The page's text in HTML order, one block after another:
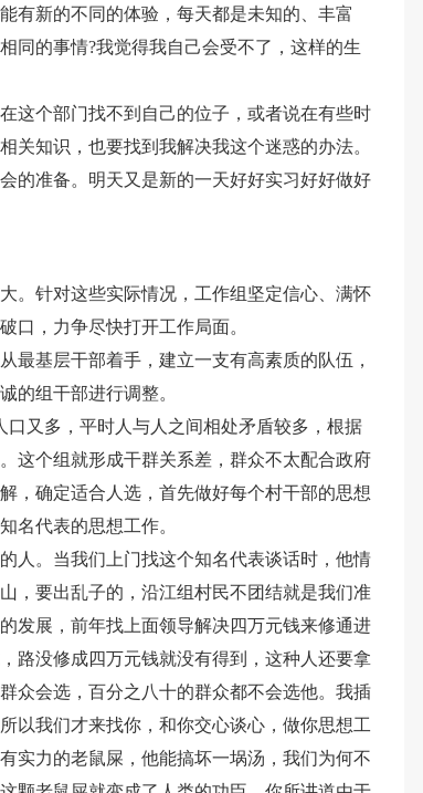
有新的不同的体验，每天都是未知的、丰富
同的事情?我觉得我自己会受不了，这样的生
这个部门找不到自己的位子，或者说在有些时
关知识，也要找到我解决我这个迷惑的办法。
的准备。明天又是新的一天好好实习好好做好
。针对这些实际情况，工作组坚定信心、满怀
口，力争尽快打开工作局面。
最基层干部着手，建立一支有高素质的队伍，
的组干部进行调整。
又多，平时人与人之间相处矛盾较多，根据
这个组就形成干群关系差，群众不太配合政府
，确定适合人选，首先做好每个村干部的思想
名代表的思想工作。
人。当我们上门找这个知名代表谈话时，他情
，要出乱子的，沿江组村民不团结就是我们准
发展，前年找上面领导解决四万元钱来修通进
路没修成四万元钱就没有得到，这种人还要拿
众会选，百分之八十的群众都不会选他。我插
以我们才来找你，和你交心谈心，做你思想工
实力的老鼠屎，他能搞坏一埚汤，我们为何不